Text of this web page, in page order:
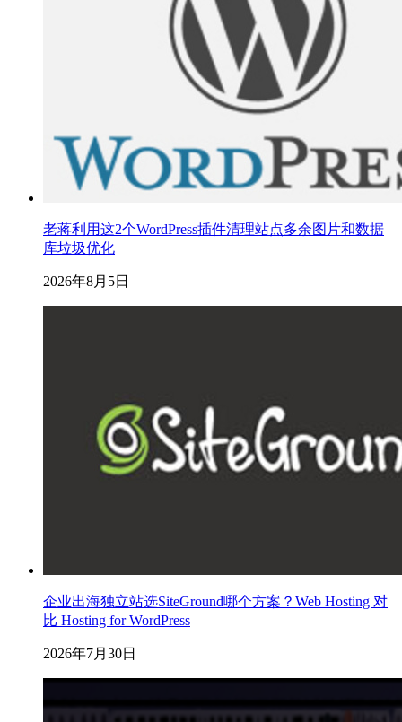
老蒋利用这2个WordPress插件清理站点多余图片和数据
库垃圾优化
2026年8月5日
企业出海独立站选SiteGround哪个方案？Web Hosting 对
比 Hosting for WordPress
2026年7月30日